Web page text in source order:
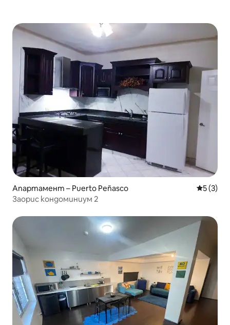
Апартамент – Puerto Peñasco Средна
5 (3)
Заорис кондоминиум 2